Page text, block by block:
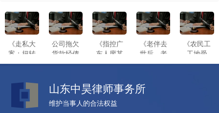
《走私大
案：扭转
十年以上
为三年缓
刑——中
昊律师高
公司拖欠
货款经债
权人多次
偿还，后
恶意注销
公司，法
《指控广
东人廖某
某诈骗一
中昊高洪
恩律师无
罪辩护成
《老伴去
世后，老
太太将儿
告上法
庭！》
《农民工
工地受
伤，应该
山东中昊律师事务所
维护当事人的合法权益